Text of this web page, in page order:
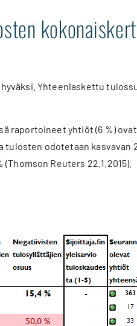
Yhteenlaskettu
raportoineet yhtiöt (6 %)
odotetaan kasvavan
Reuters 22.1.2015).